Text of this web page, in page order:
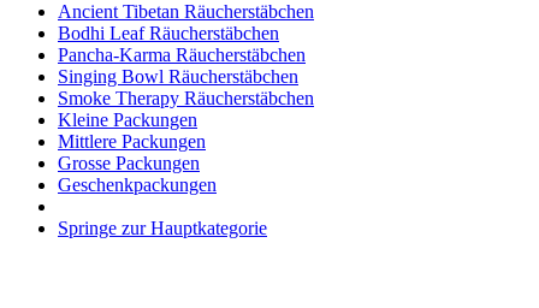
Ancient Tibetan Räucherstäbchen
Bodhi Leaf Räucherstäbchen
Pancha-Karma Räucherstäbchen
Singing Bowl Räucherstäbchen
Smoke Therapy Räucherstäbchen
Kleine Packungen
Mittlere Packungen
Grosse Packungen
Geschenkpackungen
Springe zur Hauptkategorie